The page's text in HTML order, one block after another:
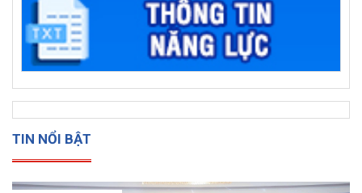
TIN NỔI BẬT